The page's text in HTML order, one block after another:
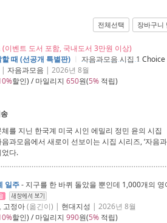
전체선택 장바구니
이벤트 도서 포함, 국내도서 3만원 이상)
때 (선공개 특별판)
자음과모음 시집 1Choice
| 자음과모음 | 2026년 8월
할인) / 마일리지 650원(5% 적립)
를 지닌 한국계 미국 시인 에밀리 정민 윤의 시집
과모음에서 새로이 선보이는 시집 시리즈, ‘자음
다.
일주- 지구를 한 바퀴 돌았을 뿐인데 1,000개의 영
고정아(옮긴이) | 현대지성 | 2026년 8월
할인) / 마일리지 990원(5% 적립)